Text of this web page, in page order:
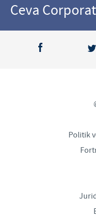
Ceva
Politik